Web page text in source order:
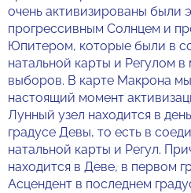
очень активизированы были
прогрессивным Солнцем и
Юпитером, которые были в
натальной карты и Регулом
выборов. В карте Макрона
настоящий момент
Лунный узел находится в
градусе Девы, то есть в
натальной карты и Регул.
находится в Деве, в первом
Асцендент в последнем